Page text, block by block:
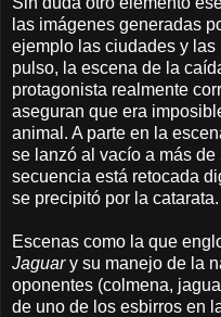
las imágenes generadas
ejemplo las ciudades y
pulso, la escena de la
protagonista realmente
aseguran que era
animal. A parte en la
se lanzó al vacío a más
secuencia está retocada
se precipitó por la catarata.
Escenas como la que
Jaguary su manejo de la
oponentes (colmena,
de uno de los esbirros en